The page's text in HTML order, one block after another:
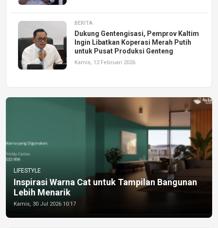
BERITA
Dukung Gentengisasi, Pemprov Kaltim
Ingin Libatkan Koperasi Merah Putih
untuk Pusat Produksi Genteng
Kamis, 12 Februari 2026
LIFESTYLE
Inspirasi Warna Cat untuk Tampilan Bangunan
Lebih Menarik
Kamis, 30 Jul 2026 10:17